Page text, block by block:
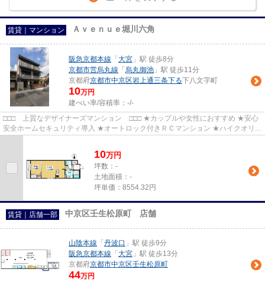
賃貸｜マンション Ａｖｅｎｕｅ堀川六角
阪急京都本線 「 大宮 」駅 徒歩8分
京都市営烏丸線 「 烏丸御池 」駅 徒歩11分
京都府京都市中京区岩上通三条下る下八文字町
10万円
建ぺい率/容積率： -/-
□□□ 上質なデザイナーズマンション □□□ ★カップルや女性におすすめ ★安心
安全ホームセキュリティ導入 ★オートロック付きＲＣマンション ★ハイクオリテ
10万円
坪数：-
土地面積：-
坪単価：8554.32円
賃貸｜店舗一部 中京区壬生松原町 店舗
山陰本線 「 丹波口 」駅 徒歩9分
阪急京都本線 「 大宮 」駅 徒歩13分
京都府京都市中京区壬生松原町
44万円